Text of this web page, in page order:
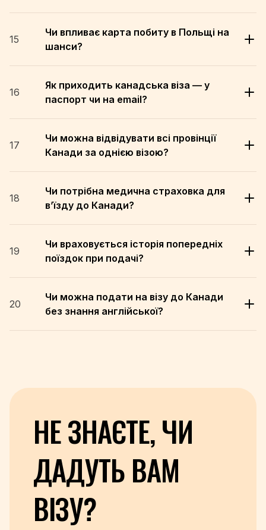
15
Чи впливає карта побиту в Польщі на
шанси?
16
Як приходить канадська віза — у
паспорт чи на email?
17
Чи можна відвідувати всі провінції
Канади за однією візою?
18
Чи потрібна медична страховка для
в’їзду до Канади?
19
Чи враховується історія попередніх
поїздок при подачі?
20
Чи можна подати на візу до Канади
без знання англійської?
НЕ ЗНАЄТЕ, ЧИ
ДАДУТЬВАМ
ВІЗУ?